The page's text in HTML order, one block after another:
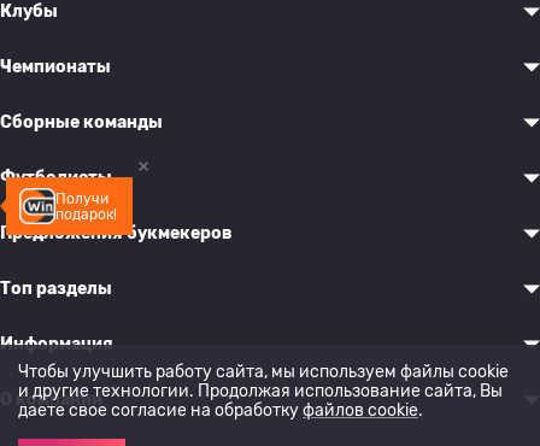
Получи
подарок!
Клубы
Чемпионаты
Сборные команды
Футболисты
Предложения букмекеров
Топ разделы
Информация
О компании
Чтобы улучшить работу сайта, мы используем файлы cookie
и другие технологии. Продолжая использование сайта, Вы
даете свое согласие на обработкуфайлов cookie.